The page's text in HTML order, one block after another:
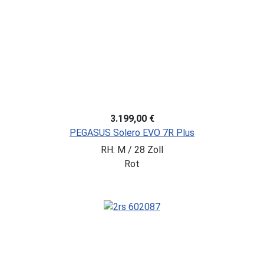
3.199,00 €
PEGASUS Solero EVO 7R Plus
RH: M / 28 Zoll
Rot